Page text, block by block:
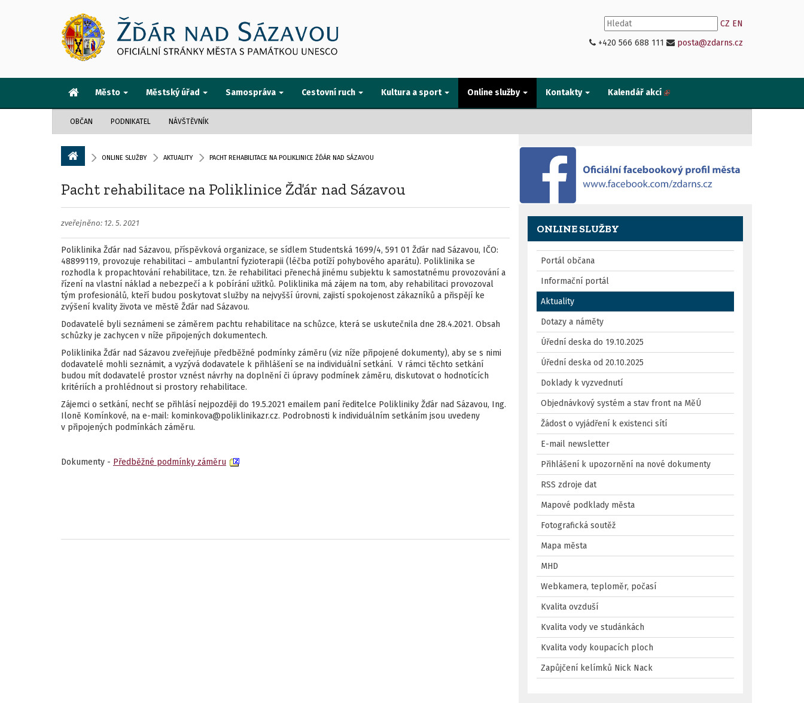
CZ EN
+420 566 688 111
posta@zdarns.cz
Město Městský úřad Samospráva Cestovní ruch Kultura a sport Online služby Kontakty Kalendář akcí
OBČAN PODNIKATEL NÁVŠTĚVNÍK
ONLINE SLUŽBY AKTUALITY PACHT REHABILITACE NA POLIKLINICE ŽĎÁR NAD SÁZAVOU
Pacht rehabilitace na Poliklinice Žďár nad Sázavou
zveřejněno: 12. 5. 2021
Poliklinika Žďár nad Sázavou, příspěvková organizace, se sídlem Studentská 1699/4, 591 01 Žďár nad Sázavou, IČO:
48899119, provozuje rehabilitaci – ambulantní fyzioterapii (léčba potíží pohybového aparátu). Poliklinika se
rozhodla k propachtování rehabilitace, tzn. že rehabilitaci přenechá jinému subjektu k samostatnému provozování a
řízení na vlastní náklad a nebezpečí a k pobírání užitků. Poliklinika má zájem na tom, aby rehabilitaci provozoval
tým profesionálů, kteří budou poskytovat služby na nejvyšší úrovni, zajistí spokojenost zákazníků a přispějí ke
zvýšení kvality života ve městě Žďár nad Sázavou.
Dodavatelé byli seznámeni se záměrem pachtu rehabilitace na schůzce, která se uskutečnila dne 28.4.2021. Obsah
schůzky je zachycen v níže připojených dokumentech.
Poliklinika Žďár nad Sázavou zveřejňuje předběžné podmínky záměru (viz níže připojené dokumenty), aby se s nimi
dodavatelé mohli seznámit, a vyzývá dodavatele k přihlášení se na individuální setkání. V rámci těchto setkání
budou mít dodavatelé prostor vznést návrhy na doplnění či úpravy podmínek záměru, diskutovat o hodnotících
kritériích a prohlédnout si prostory rehabilitace.
Zájemci o setkání, nechť se přihlásí nejpozději do 19.5.2021 emailem paní ředitelce Polikliniky Žďár nad Sázavou, Ing.
Iloně Komínkové, na e-mail: kominkova@poliklinikazr.cz. Podrobnosti k individuálním setkáním jsou uvedeny
v připojených podmínkách záměru.
Dokumenty - Předběžné podmínky záměru
ONLINE SLUŽBY
Portál občana
Informační portál
Aktuality
Dotazy a náměty
Úřední deska do 19.10.2025
Úřední deska od 20.10.2025
Doklady k vyzvednutí
Objednávkový systém a stav front na MěÚ
Žádost o vyjádření k existenci sítí
E-mail newsletter
Přihlášení k upozornění na nové dokumenty
RSS zdroje dat
Mapové podklady města
Fotografická soutěž
Mapa města
MHD
Webkamera, teploměr, počasí
Kvalita ovzduší
Kvalita vody ve studánkách
Kvalita vody koupacích ploch
Zapůjčení kelímků Nick Nack